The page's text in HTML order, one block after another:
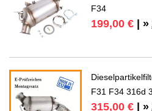
F34
199,00 € | »
F31 F34 316d
315,00 € | »